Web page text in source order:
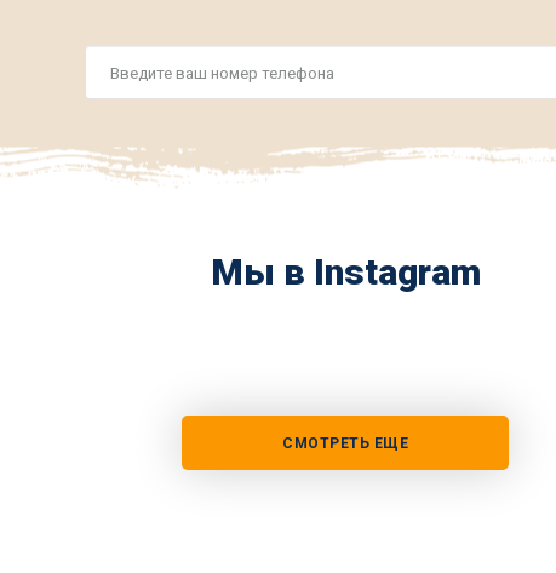
*
Мы в Instagram
СМОТРЕТЬ ЕЩЕ